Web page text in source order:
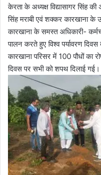
केरता के अध्यक्ष विद्यासागर सिंह की
सिंह मराबी एवं शक्कर कारखाना के
कारखाना के समस्त अधिकारी-
पालन करते हुए विश्व पर्यावरण
कारखाना परिसर में 100 पौधों का
दिवस पर सभी को शपथ दिलाई गई।